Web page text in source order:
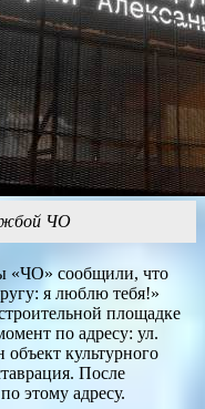
ЧО
«ЧО» сообщили, что
я люблю тебя!»
площадке
по адресу: ул.
культурного
После
этому адресу.